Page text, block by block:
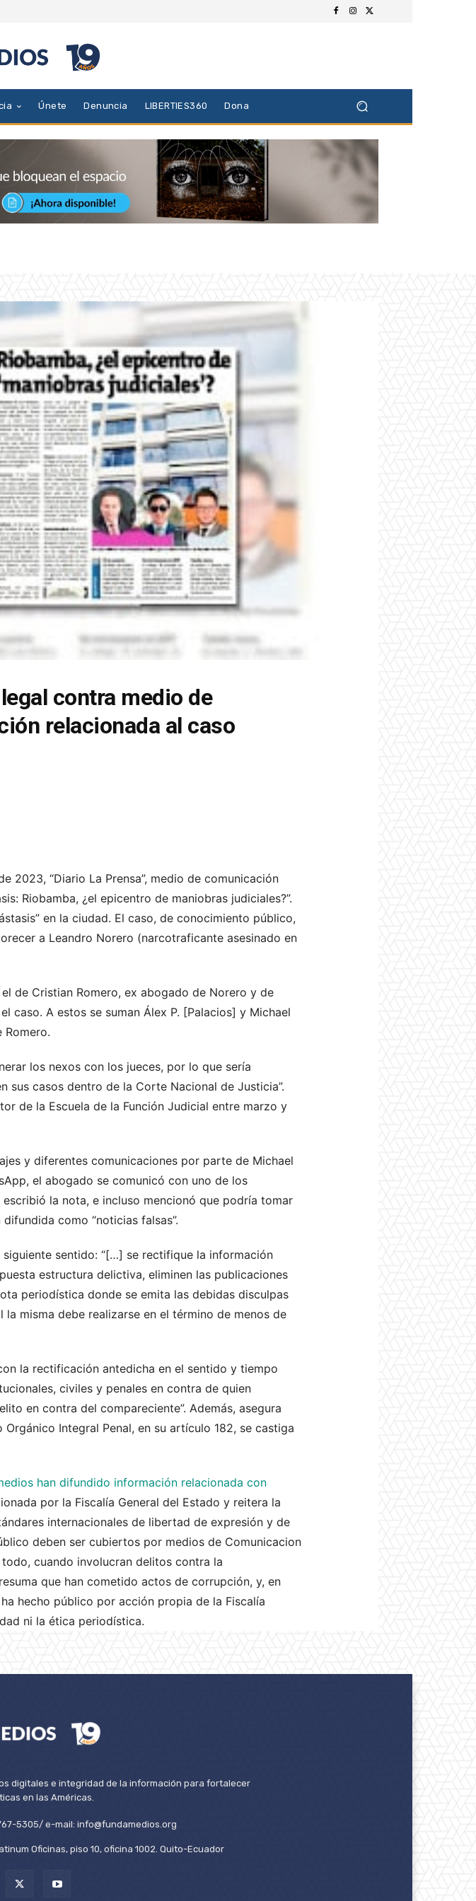
Únete Denuncia LIBERTIES360 Dona
contra medio de
relacionada al caso
2023, “Diario La Prensa”, medio de comunicación
Riobamba, ¿el epicentro de maniobras judiciales?”.
en la ciudad. El caso, de conocimiento público,
a Leandro Norero (narcotraficante asesinado en
de Cristian Romero, ex abogado de Norero y de
caso. A estos se suman Álex P. [Palacios] y Michael
Romero.
los nexos con los jueces, por lo que sería
sus casos dentro de la Corte Nacional de Justicia”.
de la Escuela de la Función Judicial entre marzo y
y diferentes comunicaciones por parte de Michael
el abogado se comunicó con uno de los
la nota, e incluso mencionó que podría tomar
como “noticias falsas”.
sentido: “[…] se rectifique la información
estructura delictiva, eliminen las publicaciones
periodística donde se emita las debidas disculpas
misma debe realizarse en el término de menos de
la rectificación antedicha en el sentido y tiempo
civiles y penales en contra de quien
en contra del compareciente”. Además, asegura
Integral Penal, en su artículo 182, se castiga
han difundido información relacionada con
por la Fiscalía General del Estado y reitera la
internacionales de libertad de expresión y de
deben ser cubiertos por medios de Comunicacion
cuando involucran delitos contra la
que han cometido actos de corrupción, y, en
hecho público por acción propia de la Fiscalía
ni la ética periodística.
digitales e integridad de la información para fortalecer
en las Américas.
5305/ e-mail: info@fundamedios.org
Oficinas, piso 10, oficina 1002. Quito-Ecuador